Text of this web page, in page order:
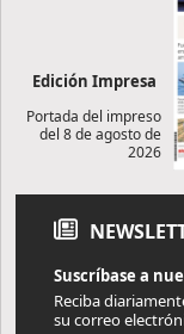
Edición Impresa
Portada del impreso
del 8 de agosto de
2026
Suscríbase a
Reciba
su correo